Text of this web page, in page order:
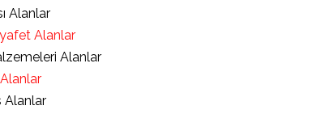
Alanlar
Alanlar
Alanlar
Alanlar